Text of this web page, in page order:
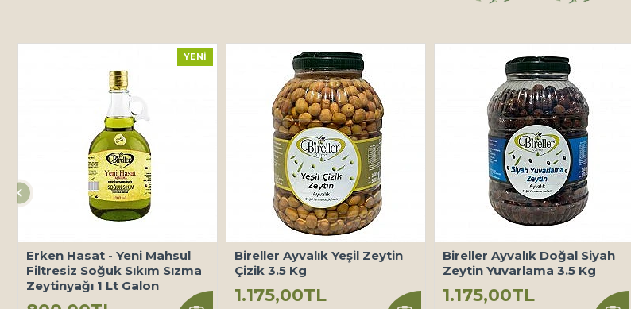
YENI
Erken Hasat - Yeni Mahsul
Filtresiz Soğuk Sıkım Sızma
Zeytinyağı 1 Lt Galon
Bireller Ayvalık Yeşil Zeytin
Çizik 3.5 Kg
1.175,00TL
Bireller Ayvalık Doğal Siyah
Zeytin Yuvarlama 3.5 Kg
1.175,00TL